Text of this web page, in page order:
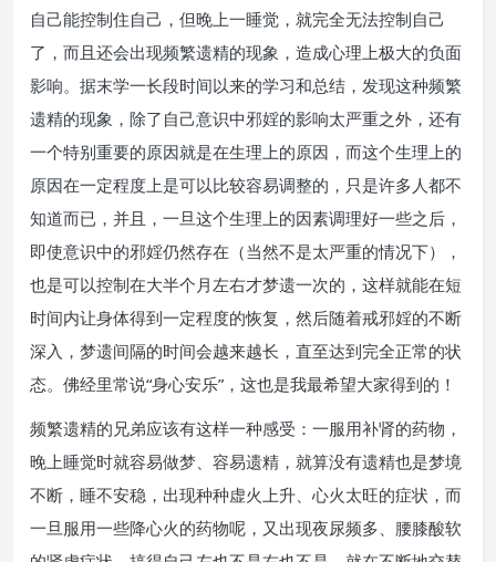
自己能控制住自己，但晚上一睡觉，就完全无法控制自己
了，而且还会出现频繁遗精的现象，造成心理上极大的负面
影响。据末学一长段时间以来的学习和总结，发现这种频繁
遗精的现象，除了自己意识中邪婬的影响太严重之外，还有
一个特别重要的原因就是在生理上的原因，而这个生理上的
原因在一定程度上是可以比较容易调整的，只是许多人都不
知道而已，并且，一旦这个生理上的因素调理好一些之后，
即使意识中的邪婬仍然存在（当然不是太严重的情况下），
也是可以控制在大半个月左右才梦遗一次的，这样就能在短
时间内让身体得到一定程度的恢复，然后随着戒邪婬的不断
深入，梦遗间隔的时间会越来越长，直至达到完全正常的状
态。佛经里常说“身心安乐”，这也是我最希望大家得到的！
频繁遗精的兄弟应该有这样一种感受：一服用补肾的药物，
晚上睡觉时就容易做梦、容易遗精，就算没有遗精也是梦境
不断，睡不安稳，出现种种虚火上升、心火太旺的症状，而
一旦服用一些降心火的药物呢，又出现夜尿频多、腰膝酸软